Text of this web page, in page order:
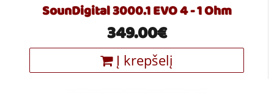
SounDigital 3000.1 EVO 4 - 1 Ohm
349.00€
Į krepšelį